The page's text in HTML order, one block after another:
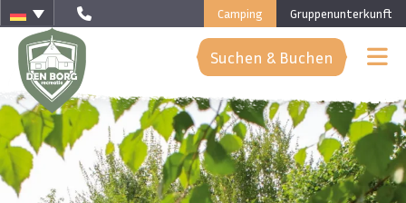
Camping Gruppenunterkunft
Suchen & Buchen